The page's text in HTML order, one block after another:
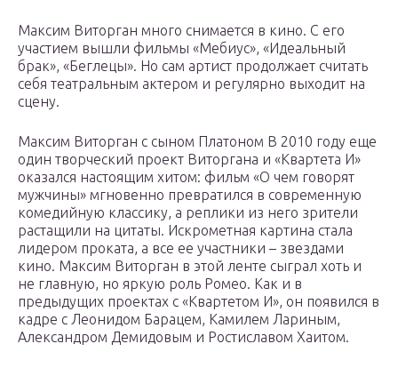
Максим Виторган много снимается в кино. С его
участием вышли фильмы «Мебиус», «Идеальный
брак», «Беглецы». Но сам артист продолжает считать
себя театральным актером и регулярно выходит на
сцену.
Максим Виторган с сыном Платоном В 2010 году еще
один творческий проект Виторгана и «Квартета И»
оказался настоящим хитом: фильм «О чем говорят
мужчины» мгновенно превратился в современную
комедийную классику, а реплики из него зрители
растащили на цитаты. Искрометная картина стала
лидером проката, а все ее участники – звездами
кино. Максим Виторган в этой ленте сыграл хоть и
не главную, но яркую роль Ромео. Как и в
предыдущих проектах с «Квартетом И», он появился в
кадре с Леонидом Барацем, Камилем Лариным,
Александром Демидовым и Ростиславом Хаитом.